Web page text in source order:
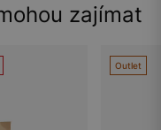
zajímat
Outlet